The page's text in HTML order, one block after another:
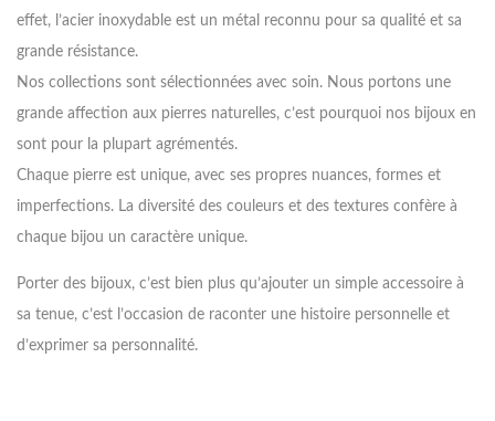
effet, l’acier inoxydable est un métal reconnu pour sa qualité et sa
grande résistance.
Nos collections sont sélectionnées avec soin. Nous portons une
grande affection aux pierres naturelles, c’est pourquoi nos bijoux en
sont pour la plupart agrémentés.
Chaque pierre est unique, avec ses propres nuances, formes et
imperfections. La diversité des couleurs et des textures confère à
chaque bijou un caractère unique.
Porter des bijoux, c’est bien plus qu’ajouter un simple accessoire à
sa tenue, c’est l’occasion de raconter une histoire personnelle et
d’exprimer sa personnalité.